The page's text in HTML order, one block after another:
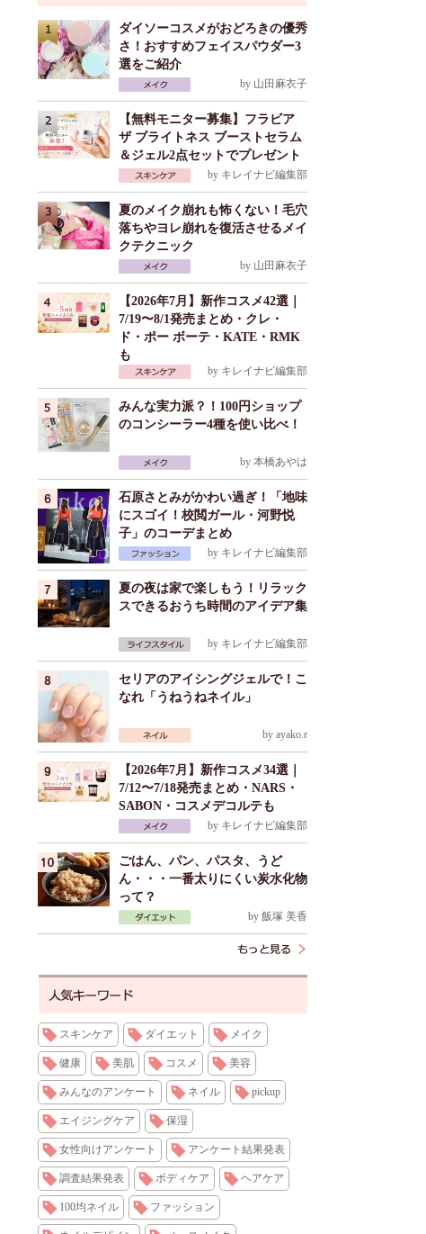
ダイソーコスメがおどろきの優秀
さ！おすすめフェイスパウダー3
選をご紹介
by 山田麻衣子
【無料モニター募集】フラビア
ザ ブライトネス ブーストセラム
＆ジェル2点セットでプレゼント
by キレイナビ編集部
夏のメイク崩れも怖くない！毛穴
落ちやヨレ崩れを復活させるメイ
クテクニック
by 山田麻衣子
【2026年7月】新作コスメ42選｜
7/19〜8/1発売まとめ・クレ・
ド・ポー ボーテ・KATE・RMK
も
by キレイナビ編集部
みんな実力派？！100円ショップ
のコンシーラー4種を使い比べ！
by 本橋あやは
石原さとみがかわい過ぎ！「地味
にスゴイ！校閲ガール・河野悦
子」のコーデまとめ
by キレイナビ編集部
夏の夜は家で楽しもう！リラック
スできるおうち時間のアイデア集
by キレイナビ編集部
セリアのアイシングジェルで！こ
なれ「うねうねネイル」
by ayako.r
【2026年7月】新作コスメ34選｜
7/12〜7/18発売まとめ・NARS・
SABON・コスメデコルテも
by キレイナビ編集部
ごはん、パン、パスタ、うど
ん・・・一番太りにくい炭水化物
って？
by 飯塚 美香
スキンケア ダイエット メイク
健康 美肌 コスメ 美容
みんなのアンケート ネイル pickup
エイジングケア 保湿
女性向けアンケート アンケート結果発表
調査結果発表 ボディケア ヘアケア
100均ネイル ファッション